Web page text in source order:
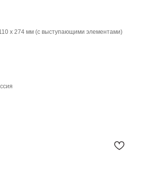
x 274 мм (с выступающими элементами)